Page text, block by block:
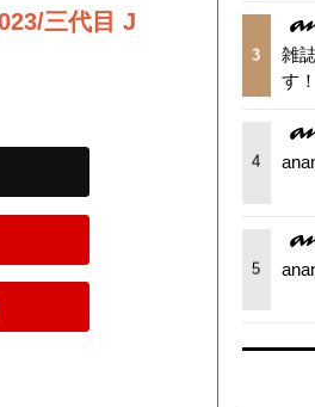
三代目 J
3
雑
す！
4
5